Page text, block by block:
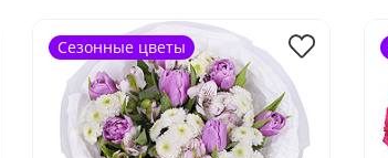
Сезонные цветы